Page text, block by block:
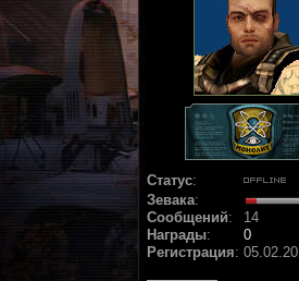
Статус:
Зевака:
Сообщений:
14
Награды:
0
Регистрация: